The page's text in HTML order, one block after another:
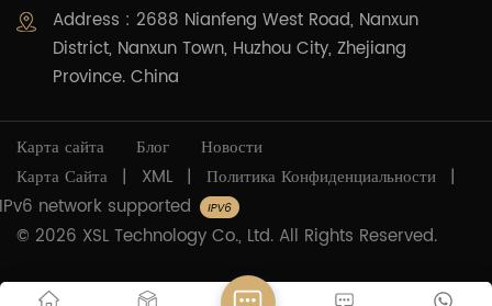
Address : 2688 Nianfeng West Road, Nanxun
District, Nanxun Town, Huzhou City, Zhejiang
Province. China
Карта сайта Блог
Новости
Карта Сайта | XML | Политика Конфиденциальности |
IPv6 network supported
© 2026 XSL Technology Co., Ltd. All Rights Reserved.